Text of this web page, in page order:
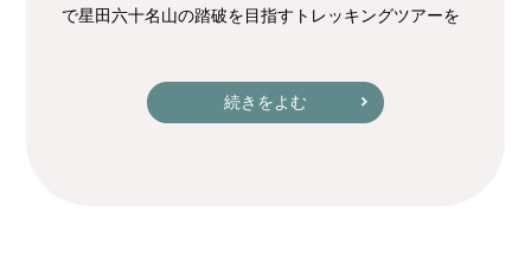
で星田六十名山の踏破を目指すトレッキングツアーを
続きをよむ